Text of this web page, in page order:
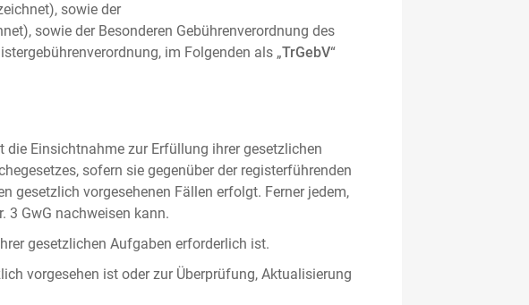
sowie der
sowie der Besonderen Gebührenverordnung des
im Folgenden als „TrGebV“
die Einsichtnahme zur Erfüllung ihrer gesetzlichen
sofern sie gegenüber der registerführenden
gesetzlich vorgesehenen Fällen erfolgt. Ferner jedem,
3 GwG nachweisen kann.
gesetzlichen Aufgaben erforderlich ist.
vorgesehen ist oder zur Überprüfung, Aktualisierung